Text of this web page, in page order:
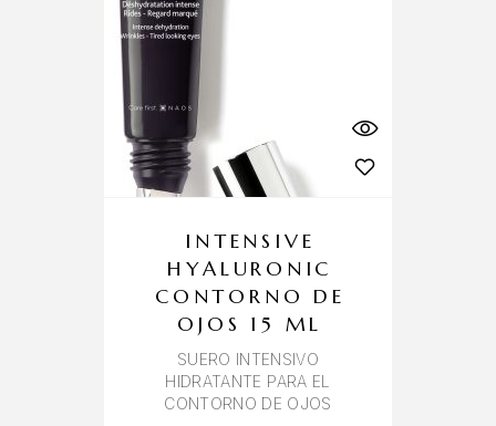
INTENSIVE
HYALURONIC
CONTORNO DE
OJOS 15 ML
SUERO INTENSIVO
HIDRATANTE PARA EL
CONTORNO DE OJOS